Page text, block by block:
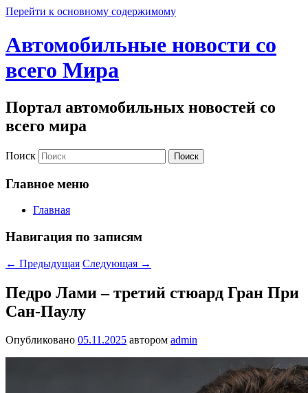
Перейти к основному содержимому
Автомобильные новости со
всего Мира
Портал автомобильных новостей со
всего мира
Поиск
Главное меню
Главная
Навигация по записям
← Предыдущая Следующая →
Педро Лами – третий стюард Гран При
Сан-Паулу
Опубликовано 05.11.2025 автором admin